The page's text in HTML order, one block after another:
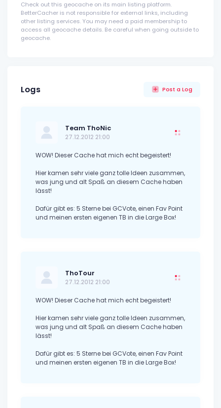
Check out this geocache on its main listing platform.
BetterCacher is not responsible for external links, including
other listing services. You may need a paid membership to
access all geocache details. Be careful when going outside to
geocache.
Logs Post a Log
Team ThoNic
27.12.2012 21:00
WOW! Dieser Cache hat mich echt begeistert!
Hier kamen sehr viele ganz tolle Ideen zusammen,
was jung und alt Spaß an diesem Cache haben
lässt!
Dafür gibt es: 5 Sterne bei GCVote, einen Fav Point
und meinen ersten eigenen TB in die Large Box!
ThoTour
27.12.2012 21:00
WOW! Dieser Cache hat mich echt begeistert!
Hier kamen sehr viele ganz tolle Ideen zusammen,
was jung und alt Spaß an diesem Cache haben
lässt!
Dafür gibt es: 5 Sterne bei GCVote, einen Fav Point
und meinen ersten eigenen TB in die Large Box!